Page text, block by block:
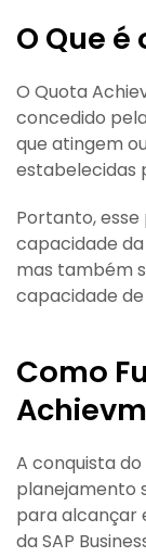
O Que
O Quota
concedido pela
que atingem
estabelecidas
Portanto,
capacidade
mas também
capacidade
Como
A conquista
planejamento
para alcançar
da SAP